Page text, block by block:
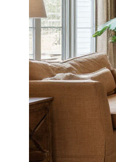
ДОКУМЕНТЫ
Политика конфиденциальности
КОНТАКТЫ
ИНН 6165223708
г. Ростов-на-Дону,
ул. Вавилова 73Д, оф. 313
ООО СК "БРАИТ-ГРУПП"
8 (863) 229-06-65
(для поставщиков)
sk.brait-snab@yandex.ru
sk.brait@yandex.ru
8 (938) 121-44-19